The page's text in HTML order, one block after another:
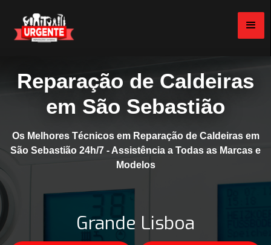
Reparação de Caldeiras
em São Sebastião
Os Melhores Técnicos em Reparação de Caldeiras em
São Sebastião 24h/7 - Assistência a Todas as Marcas e
Modelos
Grande Lisboa